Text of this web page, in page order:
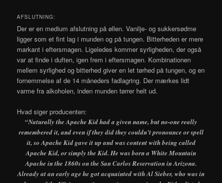
AFSLUTNING:
Der er en medium afslutning på øllen. Vanilje- og sukkersødme
ligger som et fint lag i munden og på tungen. Bitterheden er mere
markant i eftersmagen. Ligeledes kommer syrligheden, der også
var at finde i duften, igen frem i eftersmagen. Kombinationen
mellem syrlighed og bitterhed giver en let tørhed på tungen, og en
fornemmelse af de 14 måneders fadlagring. Der mærkes lidt
varme fra alkoholen, inden munden tørrer helt ud.
Hvad siger producenten:
“Naturally the Apache Kid had a given name, but no-one really
remembered it, and even if they did they couldn’t pronounce or spell
it, so Apache Kid gave it up and was content with being called
Apache Kid, or simply the Kid. He was born a White Mountain
Apache in the 1860s on the San Carlos Reservation in Arizona.
Already at an early age he got acquainted with Al Sieber, who was in